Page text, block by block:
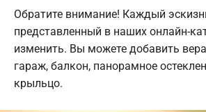
Обратите внимание! Каждый
представленный в наших онлайн-
изменить. Вы можете добавить
гараж, балкон, панорамное
крыльцо.